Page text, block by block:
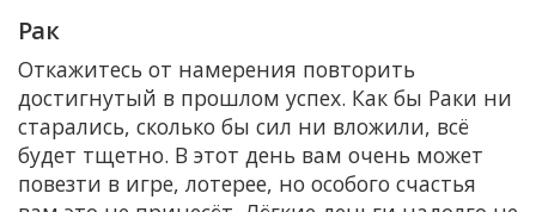
Рак
Откажитесь от намерения повторить
достигнутый в прошлом успех. Как бы Раки ни
старались, сколько бы сил ни вложили, всё
будет тщетно. В этот день вам очень может
повезти в игре, лотерее, но особого счастья